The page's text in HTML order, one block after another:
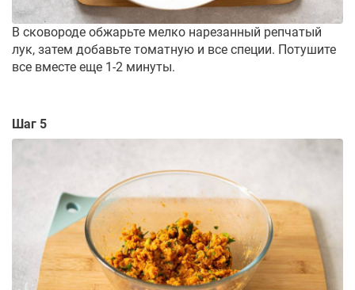
В сковороде обжарьте мелко нарезанный репчатый
лук, затем добавьте томатную и все специи. Потушите
все вместе еще 1-2 минуты.
Шаг 5